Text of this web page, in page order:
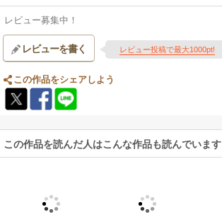
レビュー募集中！
レビューを書く レビュー投稿で最大1000pt!
この作品をシェアしよう
この作品を読んだ人はこんな作品も読んでいます